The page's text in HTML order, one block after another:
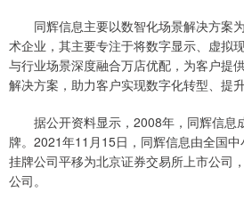
同辉信息主要以数智化场景解决方案
术企业，其主要专注于将数字显示、虚拟
与行业场景深度融合万店优配，为客户提
解决方案，助力客户实现数字化转型、提升
据公开资料显示，2008年，同辉信息
牌。2021年11月15日，同辉信息由全国
挂牌公司平移为北京证券交易所上市公司
公司。